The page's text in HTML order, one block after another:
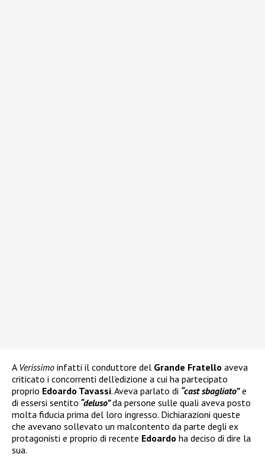
A Verissimo infatti il conduttore del Grande Fratello aveva
criticato i concorrenti dell’edizione a cui ha partecipato
proprio Edoardo Tavassi. Aveva parlato di “cast sbagliato”e
di essersi sentito “deluso”da persone sulle quali aveva posto
molta fiducia prima del loro ingresso. Dichiarazioni queste
che avevano sollevato un malcontento da parte degli ex
protagonisti e proprio di recente Edoardo ha deciso di dire la
sua.